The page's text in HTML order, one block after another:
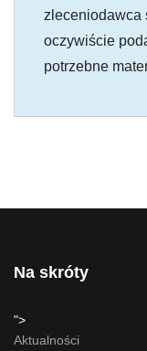
zleceniodawca
oczywiście
potrzebne
Na skróty
">
Aktualności